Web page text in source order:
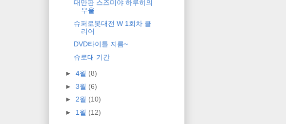
대만판 스즈미야 하루히의
우울
슈퍼로봇대전 W 1회차 클
리어
DVD타이틀 지름~
슈로대 기간
► 4월 (8)
► 3월 (6)
► 2월 (10)
► 1월 (12)